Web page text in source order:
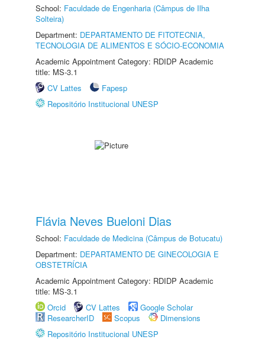
School: Faculdade de Engenharia (Câmpus de Ilha
Solteira)
Department: DEPARTAMENTO DE FITOTECNIA,
TECNOLOGIA DE ALIMENTOS E SÓCIO-ECONOMIA
Academic Appointment Category: RDIDP Academic
title: MS-3.1
CV Lattes
Fapesp
Repositório Institucional UNESP
Flávia Neves Bueloni Dias
School: Faculdade de Medicina (Câmpus de Botucatu)
Department: DEPARTAMENTO DE GINECOLOGIA E
OBSTETRÍCIA
Academic Appointment Category: RDIDP Academic
title: MS-3.1
Orcid
CV Lattes
Google Scholar
ResearcherID
Scopus
Dimensions
Repositório Institucional UNESP